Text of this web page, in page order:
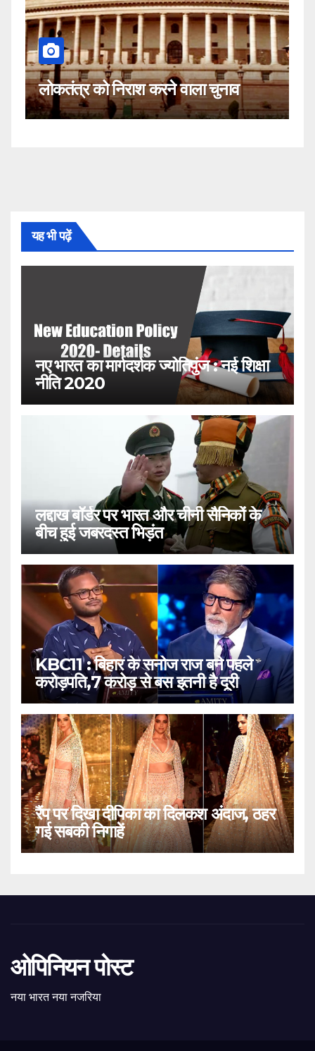
चुनाव
कहीं यह सीजेआई के खिलाफ साजिश
नहीं!
यह भी पढ़ें
नए भारत का मार्गदर्शक ज्योतिपुंज : नई शिक्षा
नीति 2020
लद्दाख बॉर्डर पर भारत और चीनी सैनिकों के
बीच हुई जबरदस्त भिड़ंत
KBC11 : बिहार के सनोज राज बने पहले
करोड़पति,7 करोड़ से बस इतनी है दूरी
रैंप पर दिखा दीपिका का दिलकश अंदाज, ठहर
गई सबकी निगाहें
ओपिनियन पोस्ट
नया भारत नया नजरिया